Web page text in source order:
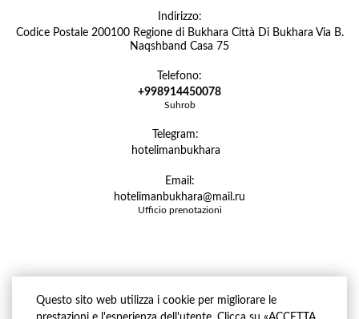
Questo sito web utilizza i cookie per migliorare le
Indirizzo:
Codice Postale 200100 Regione di Bukhara Città Di Bukhara Via B.
Naqshband Casa 75
Telefono:
+998914450078
Suhrob
Telegram:
hotelimanbukhara
Email:
hotelimanbukhara@mail.ru
Ufficio prenotazioni